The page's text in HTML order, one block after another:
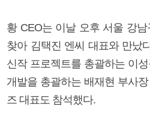
황 CEO는 이날 오후 서울 강
찾아 김택진 엔씨 대표와 만났
신작 프로젝트를 총괄하는 이성
개발을 총괄하는 배재현 부사
즈 대표도 참석했다.